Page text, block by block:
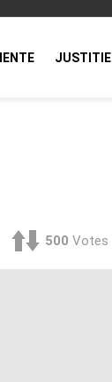
JUSTITIE
500 Votes